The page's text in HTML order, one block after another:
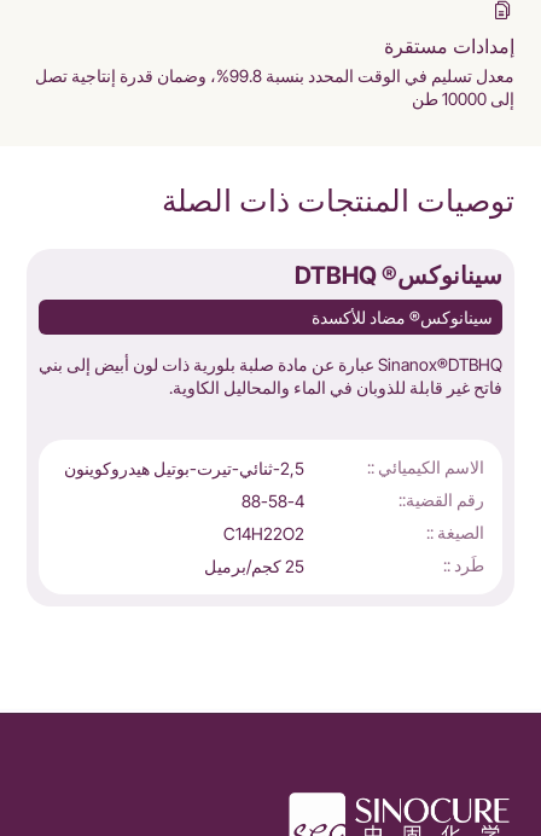
إمدادات مستقرة
معدل تسليم في الوقت المحدد بنسبة 99.8%، وضمان قدرة إنتاجية تصل
إلى 10000 طن
توصيات المنتجات ذات الصلة
سينانوكس® DTBHQ
سينانوكس® مضاد للأكسدة
Sinanox®DTBHQ عبارة عن مادة صلبة بلورية ذات لون أبيض إلى بني
فاتح غير قابلة للذوبان في الماء والمحاليل الكاوية.
الاسم الكيميائي ::
2,5-ثنائي-تيرت-بوتيل هيدروكوينون
رقم القضية::
88-58-4
الصيغة ::
C14H22O2
طَرد ::
25 كجم/برميل